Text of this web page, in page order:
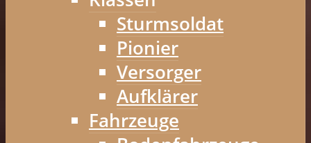
Sturmsoldat
Pionier
Versorger
Aufklärer
Fahrzeuge